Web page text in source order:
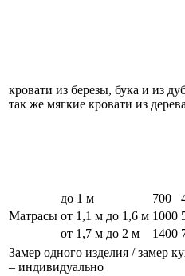
кровати из березы, бука и из
так же мягкие кровати из дерева
Матрасы
до 1 м 700
от 1,1 м до 1,6 м 1000
от 1,7 м до 2 м
1400
Замер одного изделия / замер
– индивидуально